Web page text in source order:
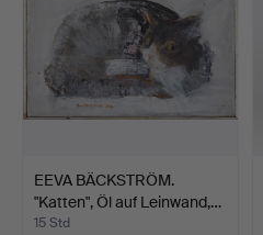
EEVA BÄCKSTRÖM.
"Katten", Öl auf Leinwand,…
15 Std